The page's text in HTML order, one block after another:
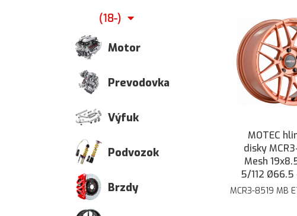
(18-)
Motor
Prevodovka
Výfuk
Podvozok
Brzdy
MOTEC
disky
Mesh
5/112 Ø66.5
MCR3-8519 MB